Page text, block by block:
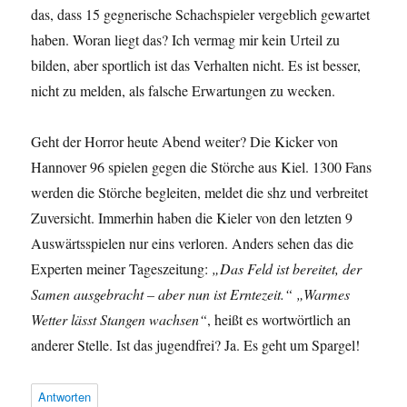
das, dass 15 gegnerische Schachspieler vergeblich gewartet
haben. Woran liegt das? Ich vermag mir kein Urteil zu
bilden, aber sportlich ist das Verhalten nicht. Es ist besser,
nicht zu melden, als falsche Erwartungen zu wecken.
Geht der Horror heute Abend weiter? Die Kicker von
Hannover 96 spielen gegen die Störche aus Kiel. 1300 Fans
werden die Störche begleiten, meldet die shz und verbreitet
Zuversicht. Immerhin haben die Kieler von den letzten 9
Auswärtsspielen nur eins verloren. Anders sehen das die
Experten meiner Tageszeitung: „Das Feld ist bereitet, der
Samen ausgebracht – aber nun ist Erntezeit.“ „Warmes
Wetter lässt Stangen wachsen“, heißt es wortwörtlich an
anderer Stelle. Ist das jugendfrei? Ja. Es geht um Spargel!
Antworten